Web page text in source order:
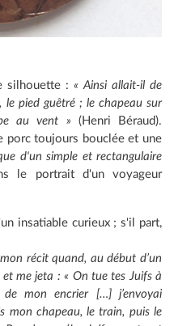
silhouette : « Ainsi allait-il de
le pied guêtré ; le chapeau sur
au vent » (Henri Béraud).
porc toujours bouclée et une
d'un simple et rectangulaire
le portrait d'un voyageur
insatiable curieux ; s'il part,
récit quand, au début d’un
et me jeta :« On tue tes Juifs à
mon encrier […] j’envoyai
mon chapeau, le train, puis le